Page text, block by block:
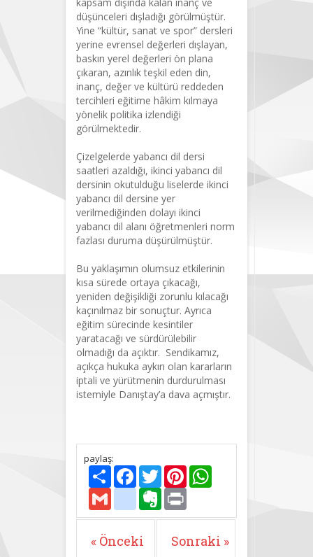
düşünceleri dışladığı görülmüştür.
Yine “kültür, sanat ve spor” dersleri
yerine evrensel değerleri dışlayan,
baskın yerel değerleri ön plana
çıkaran, azınlık teşkil eden din,
inanç, değer ve kültürü reddeden
tercihleri eğitime hâkim kılmaya
yönelik politika izlendiği
görülmektedir.
Çizelgelerde yabancı dil dersi
saatleri azaldığı, ikinci yabancı dil
dersinin okutulduğu liselerde ikinci
yabancı dil dersine yer
verilmediğinden dolayı ikinci
yabancı dil alanı öğretmenleri norm
fazlası duruma düşürülmüştür.
Bu yaklaşımın olumsuz etkilerinin
kısa sürede ortaya çıkacağı,
yeniden değişikliği zorunlu kılacağı
kaçınılmaz bir sonuçtur. Ayrıca
eğitim sürecinde kesintiler
yaratacağı ve sürdürülebilir
olmadığı da açıktır. Sendikamız,
açıkça hukuka aykırı olan kararların
iptali ve yürütmenin durdurulması
istemiyle Danıştay’a dava açmıştır.
paylaş:
PaylaşFacebook
TwitterPinterest
Gmail deliciousEvernote
« Önceki Sonraki »